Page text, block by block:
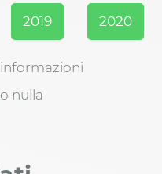
2019 2020
nulla